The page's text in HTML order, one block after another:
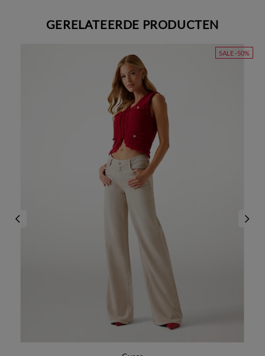
GERELATEERDE PRODUCTEN
SALE -50%